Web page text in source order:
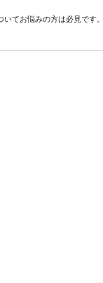
いてお悩みの方は必見です